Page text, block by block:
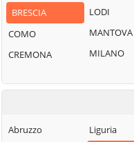
Bresciano
Bedizzole
Berlingo
Berzo Inferiore
Bione
Idro
Incudine
Irma
Isorella
Leno
BRESCIA
COMO
CREMONA
LODI
MANTOVA
MILANO
Abruzzo
Liguria